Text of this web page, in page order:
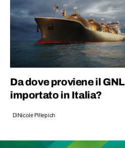
botanica e curiosità.
Da dove proviene il GNL
importato in Italia?
DiNicole Pillepich